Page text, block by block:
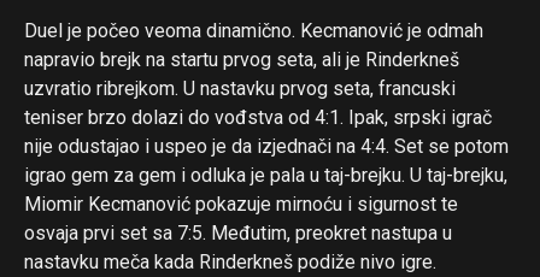
Duel je počeo veoma dinamično. Kecmanović je odmah
napravio brejk na startu prvog seta, ali je Rinderkneš
uzvratio ribrejkom. U nastavku prvog seta, francuski
teniser brzo dolazi do vođstva od 4:1. Ipak, srpski igrač
nije odustajao i uspeo je da izjednači na 4:4. Set se potom
igrao gem za gem i odluka je pala u taj-brejku. U taj-brejku,
Miomir Kecmanović pokazuje mirnoću i sigurnost te
osvaja prvi set sa 7:5. Međutim, preokret nastupa u
nastavku meča kada Rinderkneš podiže nivo igre.